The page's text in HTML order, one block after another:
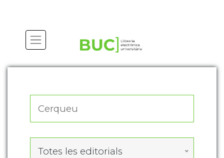
Totes les editorials